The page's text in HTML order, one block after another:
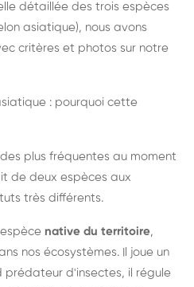
détaillée des trois espèces
asiatique), nous avons
critères et photos sur notre
: pourquoi cette
plus fréquentes au moment
de deux espèces aux
très différents.
native du territoire,
nos écosystèmes. Il joue un
prédateur d'insectes, il régule